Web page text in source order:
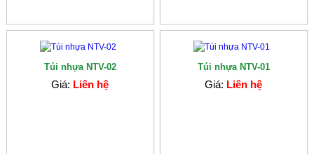
Túi nhựa NTV-02
Giá: Liên hệ
Túi nhựa NTV-01
Giá: Liên hệ